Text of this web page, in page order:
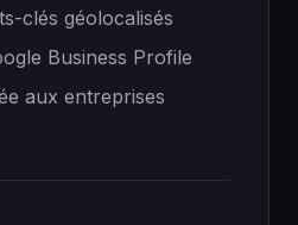
clés géolocalisés
Business Profile
aux entreprises